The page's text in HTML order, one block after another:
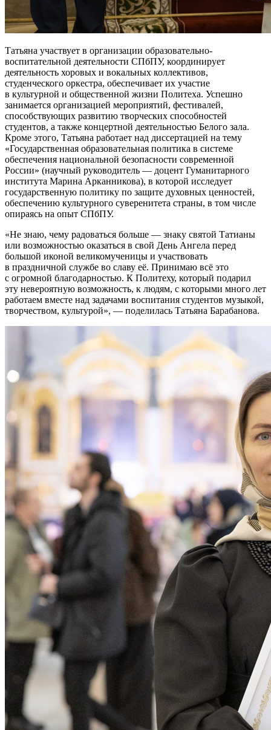
Татьяна участвует в организации образовательно-
воспитательной деятельности СПбПУ, координирует
деятельность хоровых и вокальных коллективов,
студенческого оркестра, обеспечивает их участие
в культурной и общественной жизни Политеха. Успешно
занимается организацией мероприятий, фестивалей,
способствующих развитию творческих способностей
студентов, а также концертной деятельностью Белого зала.
Кроме этого, Татьяна работает над диссертацией на тему
«Государственная образовательная политика в системе
обеспечения национальной безопасности современной
России» (научный руководитель — доцент Гуманитарного
института Марина Арканникова), в которой исследует
государственную политику по защите духовных ценностей,
обеспечению культурного суверенитета страны, в том числе
опираясь на опыт СПбПУ.
Не знаю, чему радоваться больше — знаку святой Татианы
или возможностью оказаться в свой День Ангела перед
большой иконой великомученицы и участвовать
в праздничной службе во славу её. Принимаю всё это
с огромной благодарностью. К Политеху, который подарил
эту невероятную возможность, к людям, с которыми много лет
работаем вместе над задачами воспитания студентов музыкой,
творчеством, культурой , — поделилась Татьяна Барабанова.